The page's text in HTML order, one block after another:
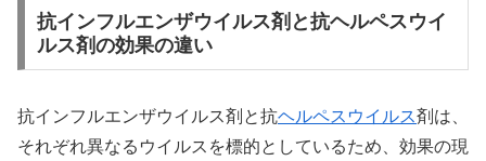
抗インフルエンザウイルス剤と抗ヘルペスウイ
ルス剤の効果の違い
抗インフルエンザウイルス剤と抗ヘルペスウイルス剤は、
それぞれ異なるウイルスを標的としているため、効果の現